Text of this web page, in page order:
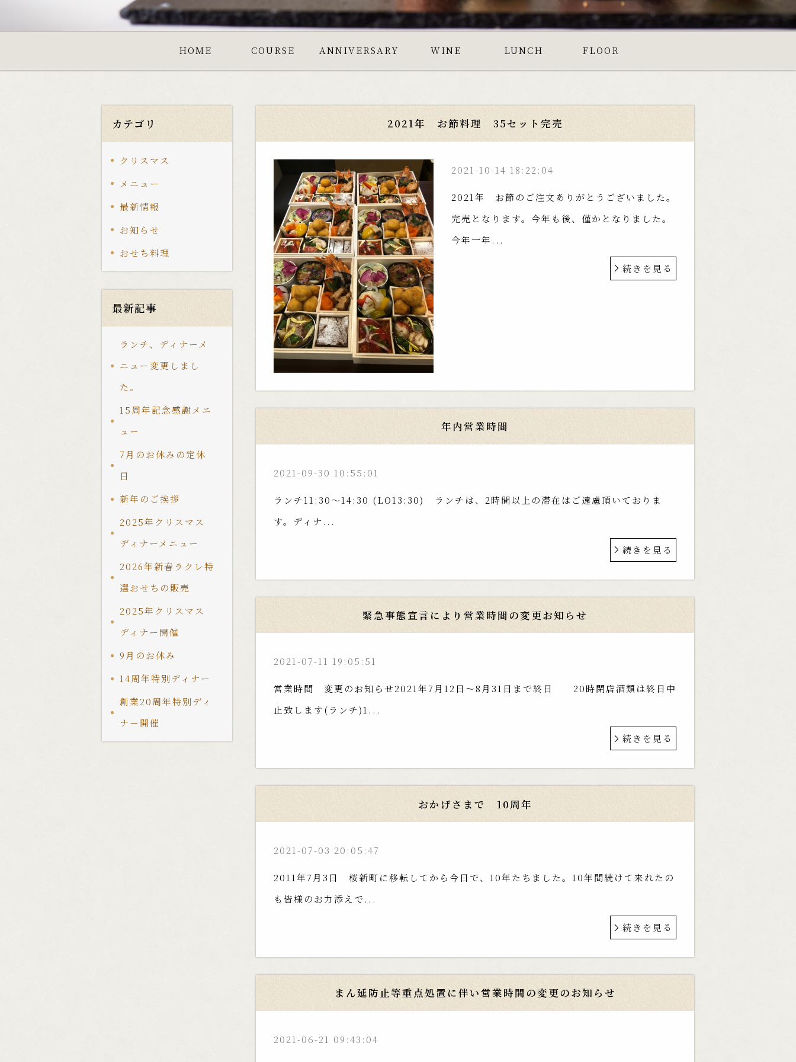
HOME COURSE ANNIVERSARY WINE LUNCH FLOOR
カテゴリ
クリスマス
メニュー
最新情報
お知らせ
おせち料理
最新記事
ランチ、ディナーメ
ニュー変更しまし
た。
15周年記念感謝メニ
ュー
7月のお休みの定休
日
新年のご挨拶
2025年クリスマス
ディナーメニュー
2026年新春ラクレ特
選おせちの販売
2025年クリスマス
ディナー開催
9月のお休み
14周年特別ディナー
創業20周年特別ディ
ナー開催
2021年 お節料理 35セット完売
2021-10-14 18:22:04
2021年 お節のご注文ありがとうございました。
完売となります。今年も後、僅かとなりました。
今年一年...
続きを見る
年内営業時間
2021-09-30 10:55:01
ランチ11:30〜14:30 (LO13:30) ランチは、2時間以上の滞在はご遠慮頂いておりま
す。ディナ...
続きを見る
緊急事態宣言により営業時間の変更お知らせ
2021-07-11 19:05:51
営業時間 変更のお知らせ2021年7月12日〜8月31日まで終日 20時閉店酒類は終日中
止致します(ランチ)1...
続きを見る
おかげさまで 10周年
2021-07-03 20:05:47
2011年7月3日 桜新町に移転してから今日で、10年たちました。10年間続けて来れたの
も皆様のお力添えで...
続きを見る
まん延防止等重点処置に伴い営業時間の変更のお知らせ
2021-06-21 09:43:04